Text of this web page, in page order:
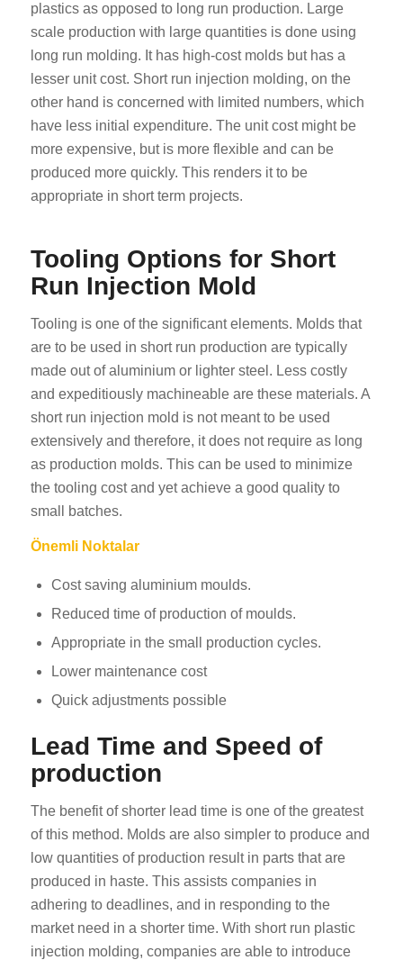
plastics as opposed to long run production. Large
scale production with large quantities is done using
long run molding. It has high-cost molds but has a
lesser unit cost. Short run injection molding, on the
other hand is concerned with limited numbers, which
have less initial expenditure. The unit cost might be
more expensive, but is more flexible and can be
produced more quickly. This renders it to be
appropriate in short term projects.
Tooling Options for Short
Run Injection Mold
Tooling is one of the significant elements. Molds that
are to be used in short run production are typically
made out of aluminium or lighter steel. Less costly
and expeditiously machineable are these materials. A
short run injection mold is not meant to be used
extensively and therefore, it does not require as long
as production molds. This can be used to minimize
the tooling cost and yet achieve a good quality to
small batches.
Önemli Noktalar
Cost saving aluminium moulds.
Reduced time of production of moulds.
Appropriate in the small production cycles.
Lower maintenance cost
Quick adjustments possible
Lead Time and Speed of
production
The benefit of shorter lead time is one of the greatest
of this method. Molds are also simpler to produce and
low quantities of production result in parts that are
produced in haste. This assists companies in
adhering to deadlines, and in responding to the
market need in a shorter time. With short run plastic
injection molding, companies are able to introduce